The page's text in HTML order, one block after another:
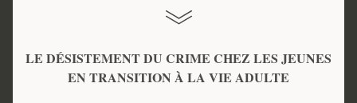
EN TRANSITION À LA VIE ADULTE